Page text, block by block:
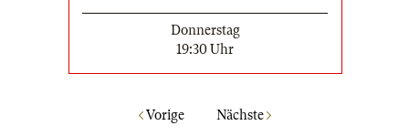
Donnerstag
19:30 Uhr
Vorige Nächste